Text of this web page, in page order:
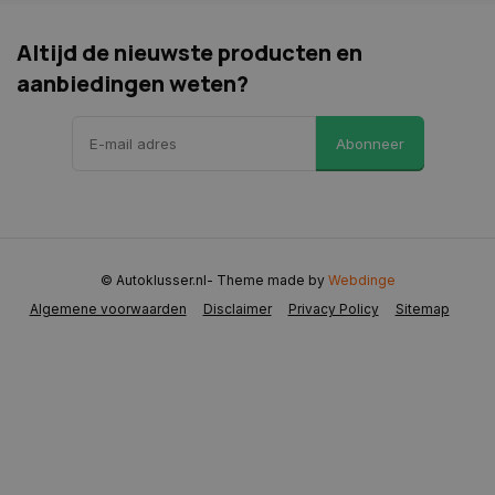
Altijd de nieuwste producten en
aanbiedingen weten?
Abonneer
Algemene voorwaarden Disclaimer Privacy Policy Sitemap
© Autoklusser.nl- Theme made by Webdinge
CookieScriptConsent
VISITOR_PRIVACY_METADATA
YouTube
.youtube.com
weken